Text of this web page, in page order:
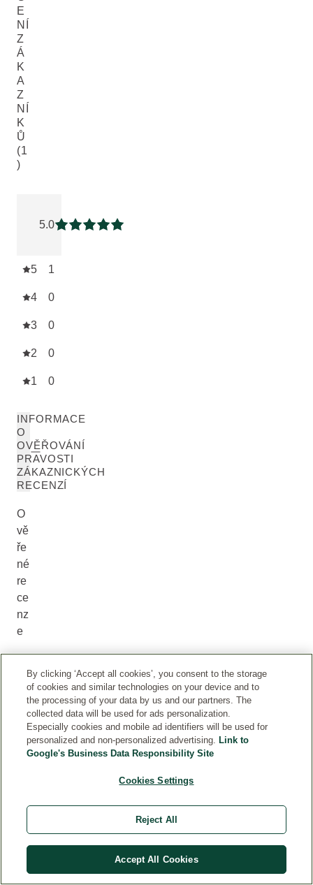
E
NÍ
Z
Á
K
A
Z
NÍ
K
Ů
(1
)
5.0
Aktuální hodnocení: 5 z 5 hvězdiček
5 1
4 0
3 0
2 0
1 0
INFORMACE
O
OVĚŘOVÁNÍ
PRAVOSTI
ZÁKAZNICKÝCH
RECENZÍ
O
vě
ře
né
re
ce
nz
e
Označení
„Ověřená
recenze“
zaručuje,
že
recenzi
odeslal
našem
By clicking ‘Accept all cookies’, you consent to the storage
of cookies and similar technologies on your device and to
the processing of your data by us and our partners. The
collected data will be used for ads personalization.
Especially cookies and mobile ad identifiers will be used for
personalized and non-personalized advertising. Link to
Google's Business Data Responsibility Site
Cookies Settings
Reject All
Accept All Cookies